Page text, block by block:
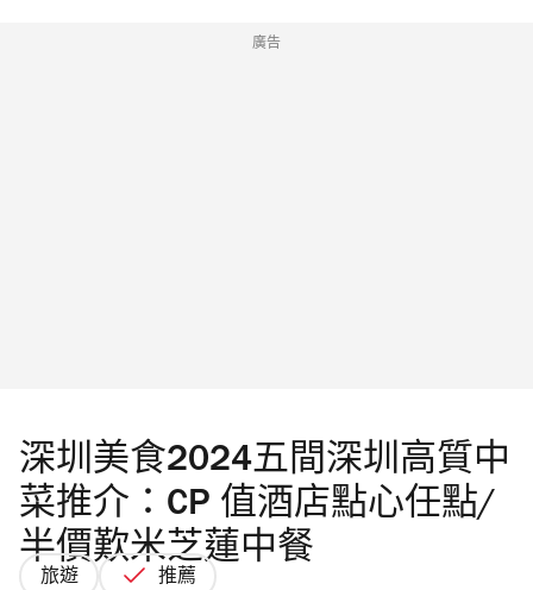
廣告
深圳美食2024五間深圳高質中
菜推介：CP 值酒店點心任點/
半價歎米芝蓮中餐
旅遊 推薦